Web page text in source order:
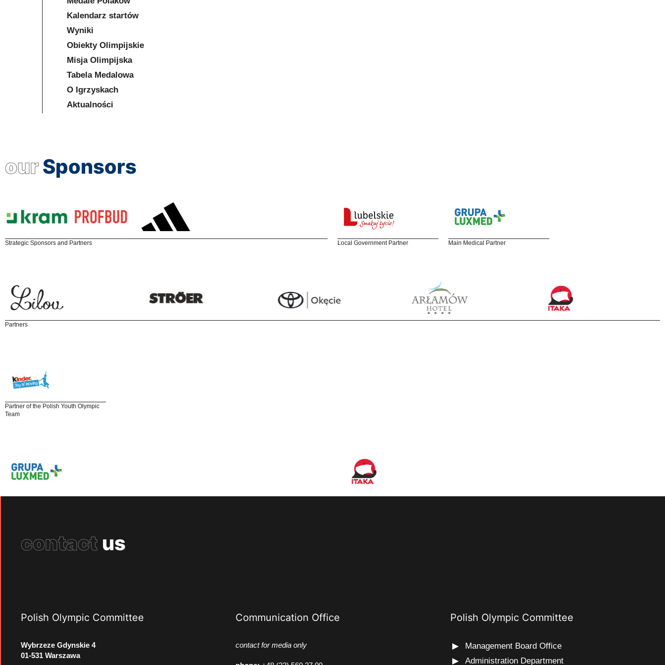
Kalendarz startów
Wyniki
Obiekty Olimpijskie
Misja Olimpijska
Tabela Medalowa
O Igrzyskach
Aktualności
ourSponsors
Strategic Sponsors and Partners Local Government Partner Main Medical Partner
Partners
Partner of the Polish Youth Olympic
Team
contact us
Polish Olympic Committee
Wybrzeze Gdynskie 4
01-531 Warszawa
Communication Office
contact for media only
Polish Olympic Committee
Management Board Office
Administration Department